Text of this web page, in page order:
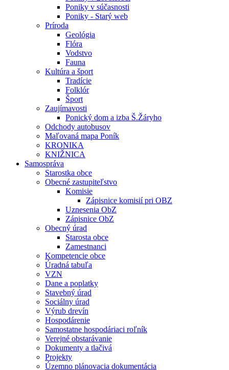
Poniky v súčasnosti
Poniky - Starý web
Príroda
Geológia
Flóra
Vodstvo
Fauna
Kultúra a šport
Tradície
Folklór
Šport
Zaujímavosti
Ponický dom a izba Š.Žáryho
Odchody autobusov
Maľovaná mapa Poník
KRONIKA
KNIŽNICA
Samospráva
Starostka obce
Obecné zastupiteľstvo
Komisie
Zápisnice komisií pri OBZ
Uznesenia ObZ
Zápisnice ObZ
Obecný úrad
Starosta obce
Zamestnanci
Kompetencie obce
Úradná tabuľa
VZN
Dane a poplatky
Stavebný úrad
Sociálny úrad
Výrub drevín
Hospodárenie
Samostatne hospodáriaci roľník
Verejné obstarávanie
Dokumenty a tlačivá
Projekty
Územno plánovacia dokumentácia